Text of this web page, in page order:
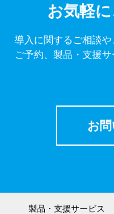
お気軽
導入に関するご相談
ご予約、製品・支援
お
製品・支援サービス